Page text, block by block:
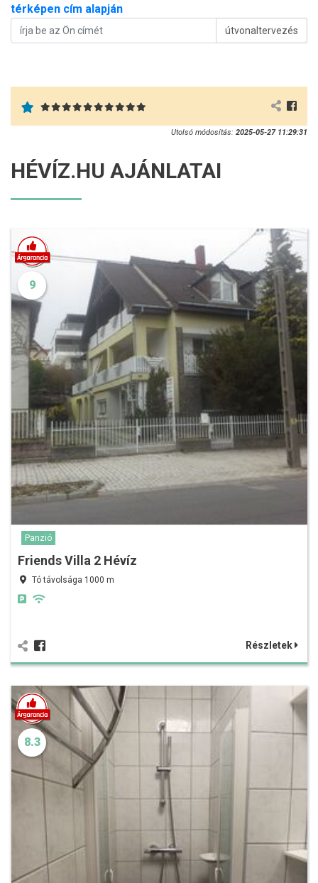
térképen cím alapján
útvonaltervezés
Utolsó módosítás: 2025-05-27 11:29:31
HÉVÍZ.HU AJÁNLATAI
9
Panzió
Friends Villa 2 Hévíz
Tó távolsága 1000 m
Részletek
8.3